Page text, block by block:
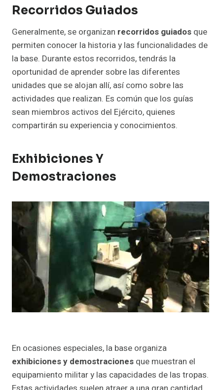
Recorridos Guiados
Generalmente, se organizan recorridos guiados que
permiten conocer la historia y las funcionalidades de
la base. Durante estos recorridos, tendrás la
oportunidad de aprender sobre las diferentes
unidades que se alojan allí, así como sobre las
actividades que realizan. Es común que los guías
sean miembros activos del Ejército, quienes
compartirán su experiencia y conocimientos.
Exhibiciones Y
Demostraciones
En ocasiones especiales, la base organiza
exhibiciones y demostraciones que muestran el
equipamiento militar y las capacidades de las tropas.